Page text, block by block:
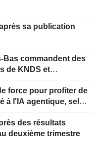
sa publication
Bas commandent des
de KNDS et
force pour profiter de
à l'IA agentique, selon
des résultats
deuxième trimestre